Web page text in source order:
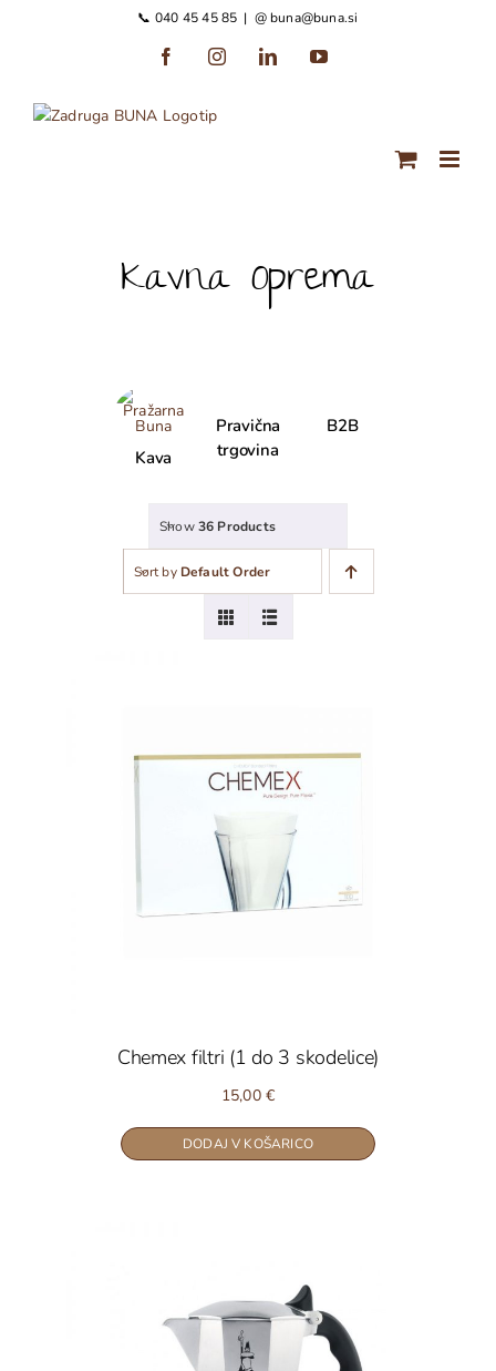
📞 040 45 45 85 | @ buna@buna.si
FacebookInstagramLinkedInYouTube
Kavna Oprema
Kava
Pravična
trgovina
B2B
Show36 Products
Sort by Default Order
Chemex filtri (1 do 3 skodelice)
15,00€
DODAJ V KOŠARICO